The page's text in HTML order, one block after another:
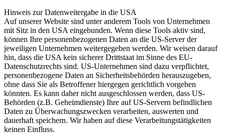
Hinweis zur Datenweitergabe in die USA
Auf unserer Website sind unter anderem Tools von Unternehmen
mit Sitz in den USA eingebunden. Wenn diese Tools aktiv sind,
können Ihre personenbezogenen Daten an die US-Server der
jeweiligen Unternehmen weitergegeben werden. Wir weisen darauf
hin, dass die USA kein sicherer Drittstaat im Sinne des EU-
Datenschutzrechts sind. US-Unternehmen sind dazu verpflichtet,
personenbezogene Daten an Sicherheitsbehörden herauszugeben,
ohne dass Sie als Betroffener hiergegen gerichtlich vorgehen
könnten. Es kann daher nicht ausgeschlossen werden, dass US-
Behörden (z.B. Geheimdienste) Ihre auf US-Servern befindlichen
Daten zu Überwachungszwecken verarbeiten, auswerten und
dauerhaft speichern. Wir haben auf diese Verarbeitungstätigkeiten
keinen Einfluss.